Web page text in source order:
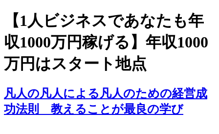
【1人ビジネスであなたも年
収1000万円稼げる】年収1000
万円はスタート地点
凡人の凡人による凡人のための経営成
功法則 教えることが最良の学び